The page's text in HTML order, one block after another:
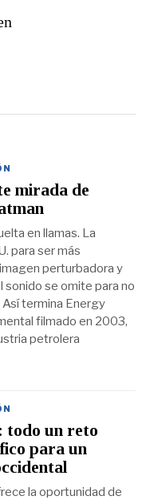
mirada de
en llamas. La
para ser más
perturbadora y
sonido se omite para no
termina Energy
filmado en 2003,
petrolera
todo un reto
para un
la oportunidad de